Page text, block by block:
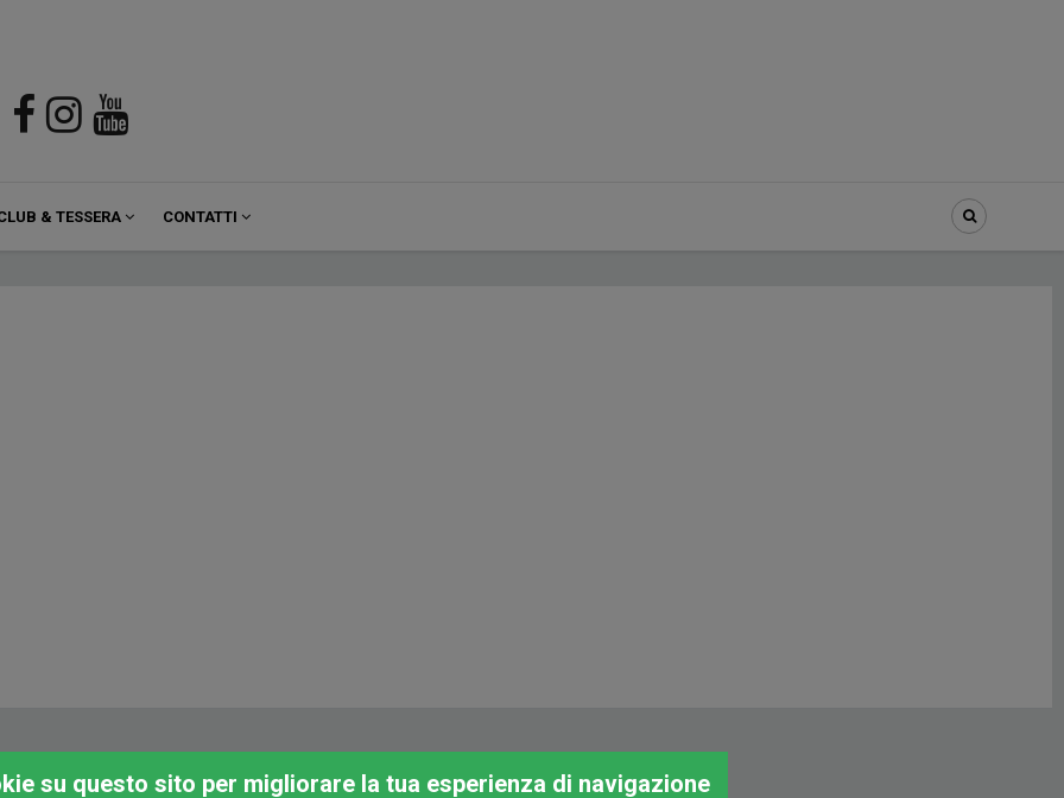
& TESSERA CONTATTI
su questo sito per migliorare la tua esperienza di navigazione